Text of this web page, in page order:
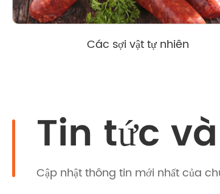
Các sợi vật tự nhiên
Tin tức
Cập nhật thông tin mới nhất của